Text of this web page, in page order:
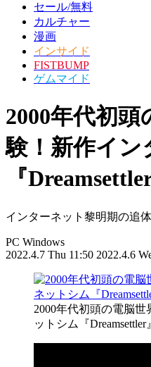
セール/無料
カルチャー
漫画
インサイド
FISTBUMP
ゲムマイド
2000年代初
験！新作イン
『
インターネット黎明期の追
PC Windows
2022.4.7 Thu 11:50 2022.4.6
2000年代初頭の電脳
ットシム『Dreamsettler